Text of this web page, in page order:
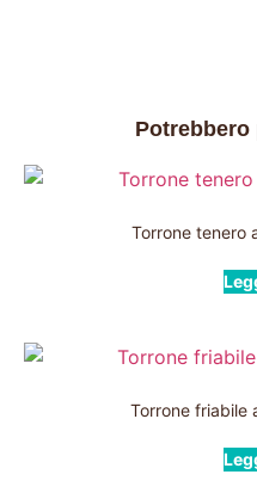
Potrebbero
Torrone tenero
Torrone friabile